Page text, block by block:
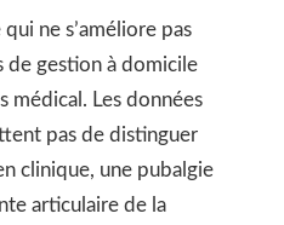
ne s’améliore pas
de gestion à domicile
médical. Les données
pas de distinguer
clinique, une pubalgie
articulaire de la